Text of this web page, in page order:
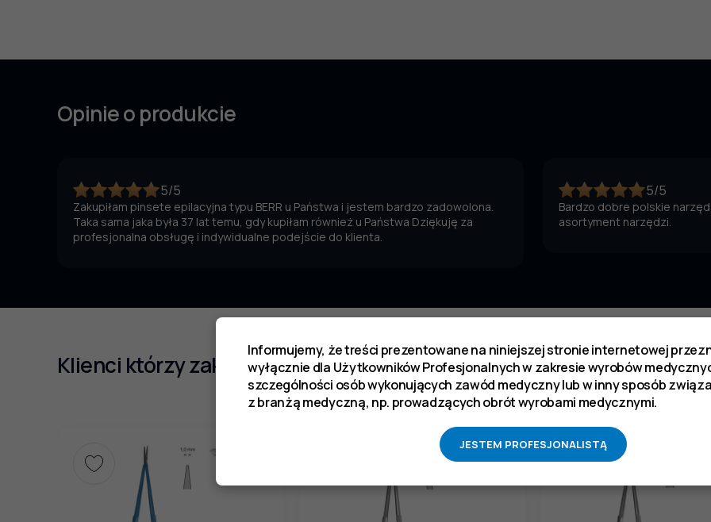
Opinie o produkcie
5/5
Zakupiłam pinsete epilacyjna typu BERR u Państwa i jestem bardzo zadowolona.
Taka sama jaka była 37 lat temu, gdy kupiłam również u Państwa Dziękuję za
profesjonalna obsługę i indywidualne podejście do klienta.
5/5
Bardzo dobre polskie
asortyment narzędzi.
Klienci którzy zakupili ten produkt kupili również
Informujemy, że treści prezentowane na niniejszej stronie internetowej
wyłącznie dla Użytkowników Profesjonalnych w zakresie wyrobów
szczególności osób wykonujących zawód medyczny lub w inny sposób
z branżą medyczną, np. prowadzących obrót wyrobami medycznymi.
JESTEM PROFESJONALISTĄ